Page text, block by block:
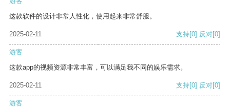
这款软件的设计非常人性化，使用起来非常舒服。
2025-02-11 支持[0] 反对[0]
游客
这款app的视频资源非常丰富，可以满足我不同的娱乐需求。
2025-02-11 支持[0] 反对[0]
游客